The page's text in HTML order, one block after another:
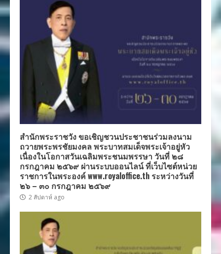
สำนักพระราชวัง ขอเชิญชวนประชาชนร่วมลงนาม
ถวายพระพรชัยมงคล พระบาทสมเด็จพระเจ้าอยู่หัว
เนื่องในโอกาสวันเฉลิมพระชนมพรรษา วันที่ ๒๘
กรกฎาคม ๒๕๖๙ ผ่านระบบออนไลน์ ที่เว็บไซต์หน่วย
ราชการในพระองค์ www.royaloffice.th ระหว่างวันที่
๒๖ – ๓๐ กรกฎาคม ๒๕๖๙
2 สัปดาห์ ago